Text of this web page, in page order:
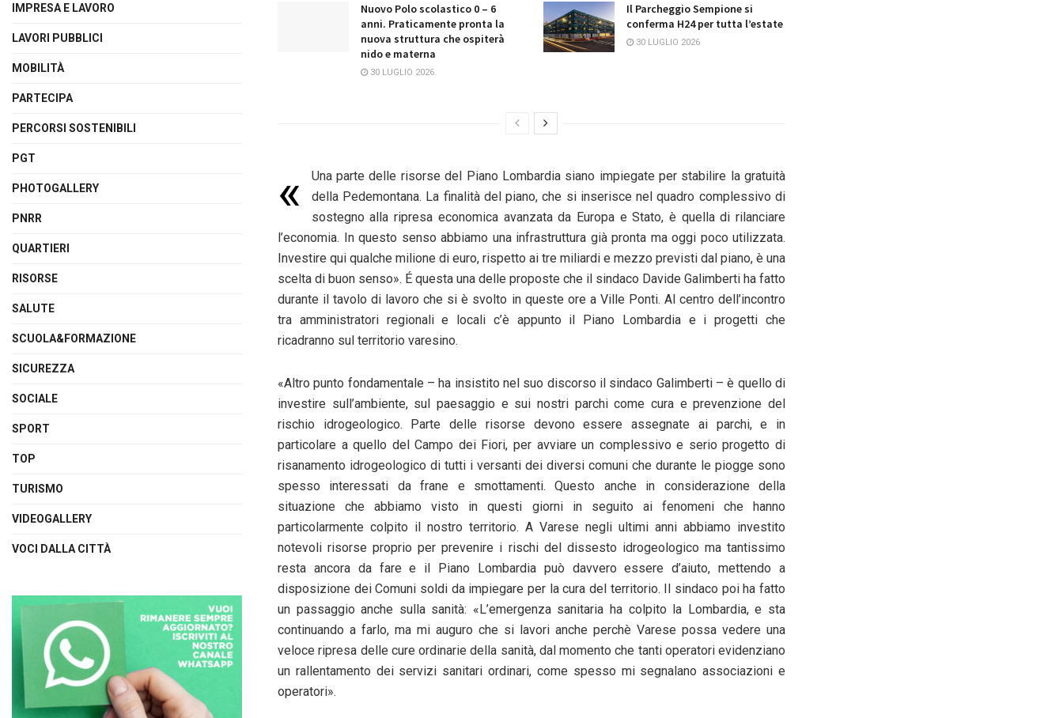
Nuovo Polo scolastico 0 – 6
anni. Praticamente pronta la
nuova struttura che ospiterà
nido e materna
30 LUGLIO 2026
Il Parcheggio Sempione si
conferma H24 per tutta l’estate
30 LUGLIO 2026
«
Una parte delle risorse del Piano Lombardia siano impiegate per stabilire la gratuità
della Pedemontana. La finalità del piano, che si inserisce nel quadro complessivo di
sostegno alla ripresa economica avanzata da Europa e Stato, è quella di rilanciare
l’economia. In questo senso abbiamo una infrastruttura già pronta ma oggi poco utilizzata.
Investire qui qualche milione di euro, rispetto ai tre miliardi e mezzo previsti dal piano, è una
scelta di buon senso». É questa una delle proposte che il sindaco Davide Galimberti ha fatto
durante il tavolo di lavoro che si è svolto in queste ore a Ville Ponti. Al centro dell’incontro
tra amministratori regionali e locali c’è appunto il Piano Lombardia e i progetti che
ricadranno sul territorio varesino.
«Altro punto fondamentale – ha insistito nel suo discorso il sindaco Galimberti – è quello di
investire sull’ambiente, sul paesaggio e sui nostri parchi come cura e prevenzione del
rischio idrogeologico. Parte delle risorse devono essere assegnate ai parchi, e in
particolare a quello del Campo dei Fiori, per avviare un complessivo e serio progetto di
risanamento idrogeologico di tutti i versanti dei diversi comuni che durante le piogge sono
spesso interessati da frane e smottamenti. Questo anche in considerazione della
situazione che abbiamo visto in questi giorni in seguito ai fenomeni che hanno
particolarmente colpito il nostro territorio. A Varese negli ultimi anni abbiamo investito
notevoli risorse proprio per prevenire i rischi del dissesto idrogeologico ma tantissimo
resta ancora da fare e il Piano Lombardia può davvero essere d’aiuto, mettendo a
disposizione dei Comuni soldi da impiegare per la cura del territorio. Il sindaco poi ha fatto
un passaggio anche sulla sanità: «L’emergenza sanitaria ha colpito la Lombardia, e sta
continuando a farlo, ma mi auguro che si lavori anche perchè Varese possa vedere una
veloce ripresa delle cure ordinarie della sanità, dal momento che tanti operatori evidenziano
un rallentamento dei servizi sanitari ordinari, come spesso mi segnalano associazioni e
operatori».
IMPRESA E LAVORO
LAVORI PUBBLICI
MOBILITÀ
PARTECIPA
PERCORSI SOSTENIBILI
PGT
PHOTOGALLERY
PNRR
QUARTIERI
RISORSE
SALUTE
SCUOLA&FORMAZIONE
SICUREZZA
SOCIALE
SPORT
TOP
TURISMO
VIDEOGALLERY
VOCI DALLA CITTÀ